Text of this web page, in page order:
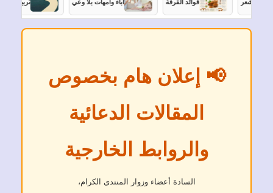
تربية الأبناء في غياب الأب آباء وأمهات بلا وعي فوائد القرفة
📢 إعلان هام بخصوص
المقالات الدعائية
والروابط الخارجية
السادة أعضاء وزوار المنتدى الكرام،